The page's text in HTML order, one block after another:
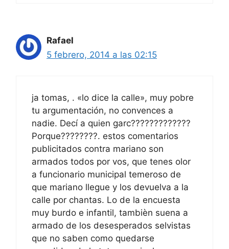
Rafael
5 febrero, 2014 a las 02:15
ja tomas, . «lo dice la calle», muy pobre
tu argumentación, no convences a
nadie. Decí a quien garc?????????????
Porque????????. estos comentarios
publicitados contra mariano son
armados todos por vos, que tenes olor
a funcionario municipal temeroso de
que mariano llegue y los devuelva a la
calle por chantas. Lo de la encuesta
muy burdo e infantil, tambièn suena a
armado de los desesperados selvistas
que no saben como quedarse